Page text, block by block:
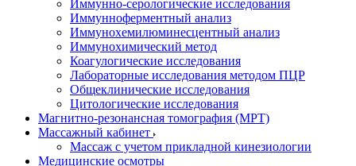
Иммунно-серологические исследования
Иммунноферментный анализ
Иммунохемилюминесцентный анализ
Иммунохимический метод
Коагулогические исследования
Лабораторные исследования методом ПЦР
Общеклинические исследования
Цитологические исследования
Магнитно-резонансная томография (МРТ)
Массажный кабинет
Массаж с учетом прикладной кинезиологии
Медицинские осмотры